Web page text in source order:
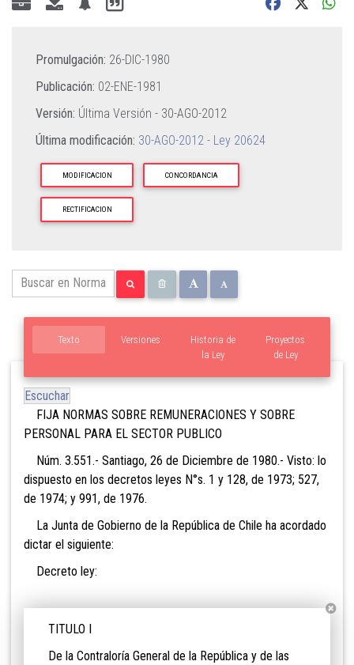
Promulgación: 26-DIC-1980
Publicación: 02-ENE-1981
Versión: Última Versión - 30-AGO-2012
Última modificación: 30-AGO-2012 - Ley 20624
MODIFICACION CONCORDANCIA
RECTIFICACION
Texto Versiones
Proyectos
de Ley
Historia de
la Ley
Escuchar
FIJA NORMAS SOBRE REMUNERACIONES Y SOBRE
PERSONAL PARA EL SECTOR PUBLICO
Núm. 3.551.- Santiago, 26 de Diciembre de 1980.- Visto: lo
dispuesto en los decretos leyes N°s. 1 y 128, de 1973; 527,
de 1974; y 991, de 1976.
La Junta de Gobierno de la República de Chile ha acordado
dictar el siguiente:
Decreto ley:
TITULO I
De la Contraloría General de la República y de las